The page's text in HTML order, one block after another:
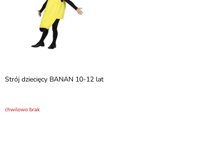
Strój dziecięcy BANAN 10-12 lat
chwilowo brak